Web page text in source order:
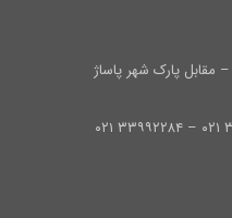
مقابل پارک شهر پاساژ